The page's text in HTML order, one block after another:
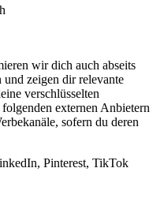
wir dich auch abseits
zeigen dir relevante
verschlüsselten
externen Anbietern
sofern du deren
Pinterest, TikTok